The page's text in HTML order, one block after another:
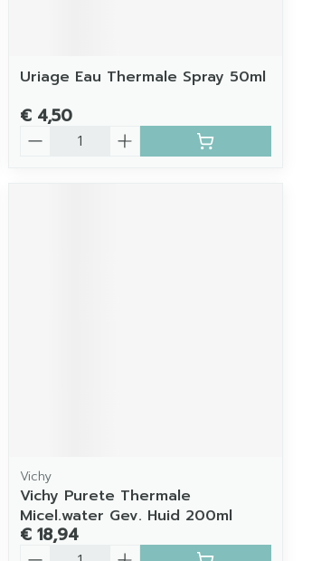
Uriage Eau Thermale Spray 50ml
€ 4,50
Vichy
Vichy Purete Thermale
Micel.water Gev. Huid 200ml
€ 18,94